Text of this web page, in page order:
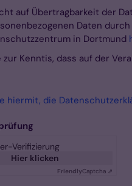
auf Übertragbarkeit der
Daten
in Dortmund
zur Kenntis, dass auf der
hiermit, die
Verifizierung
Hier klicken
FriendlyCaptcha ⇗